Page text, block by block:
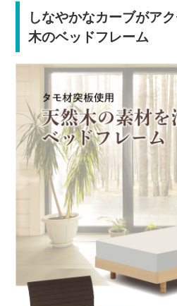
しなやかなカーブがア
木のベッドフレーム